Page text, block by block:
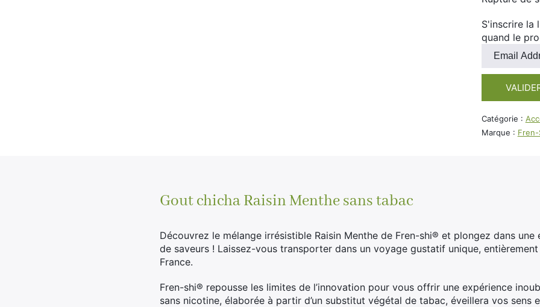
S'inscrire la
quand le
Entrez
adresse
mail
pour
rejoindre
Catégorie :
Marque : Fren-
Gout chicha Raisin Menthe sans tabac
Découvrez le mélange irrésistible Raisin Menthe de Fren-shi® et plongez dans une
de saveurs ! Laissez-vous transporter dans un voyage gustatif unique,
France.
Fren-shi® repousse les limites de l’innovation pour vous offrir une expérience
sans nicotine, élaborée à partir d’un substitut végétal de tabac, éveillera vos sens